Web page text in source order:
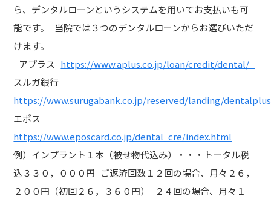
ら、デンタルローンというシステムを用いてお支払いも可
能です。 当院では３つのデンタルローンからお選びいただ
けます。
アプラス https://www.aplus.co.jp/loan/credit/dental/
スルガ銀行
https://www.surugabank.co.jp/reserved/landing/
エポス
https://www.eposcard.co.jp/dental_cre/index.html
例）インプラント１本（被せ物代込み）・・・トータル税
込３３０，０００円 ご返済回数１２回の場合、月々２６，
２００円（初回２６，３６０円） ２４回の場合、月々１